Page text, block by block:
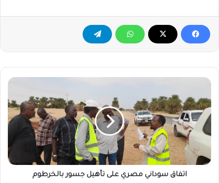
اتفاق
مصري
على
تأهيل
جسور
بالخرطوم
اتفاق سوداني مصري على تأهيل جسور بالخرطوم